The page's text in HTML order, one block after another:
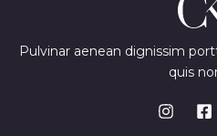
Pulvinar aenean dignissim
quis